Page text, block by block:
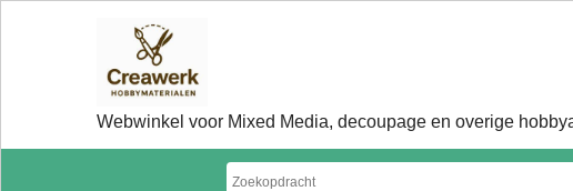
Webwinkel voor Mixed Media, decoupage en overige